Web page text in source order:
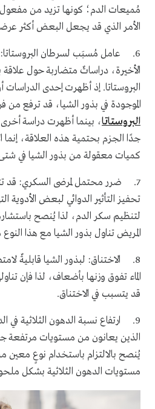
مُميعات الدم؛ كونها تزيد من
الأمر الذي قد يجعل البعض أكثر
6. عامل مُسبَب لسرطان
الأخيرة، دراساتٌ متضاربة حول علاقة
البروستاتا. إذ أظهرت إحدى الدراسات
الموجودة في بذور الشيا، قد ترفع من
البروستاتا، بينما أظهرت دراسة أخرى
جدًا الجزم بحتمية هذه العلاقة، إنما
كميات معقولة من بذور الشيا في شتى
7. ضرر محتمل لمرضى السكري: قد
تحفيز التأثير الدوائي لبعض الأدوية
لتنظيم سكر الدم، لذا يُنصح
المريض تناول بذور الشيا مع هذا النوع
8. الاختناق: لبذور الشيا قابليةٌ
الماء تفوق وزنها بأضعاف، لذا فإن
قد يتسبب في الاختناق.
9. ارتفاع نسبة الدهون الثلاثية
الذين يعانون من مستويات مرتفعة
يُنصح بالالتزام باستخدام نوعٍ معين
مستويات الدهون الثلاثية بشكل